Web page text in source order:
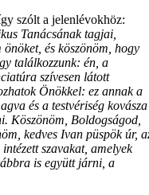
szólt a jelenlévokhöz:
Tanácsának tagjai,
és köszönöm, hogy
találkozzunk: én, a
szívesen látott
Önökkel: ez annak a
és a testvériség kovásza
Köszönöm, Boldogságod,
kedves Ivan püspök úr,
szavakat, amelyek
is együtt járni, a